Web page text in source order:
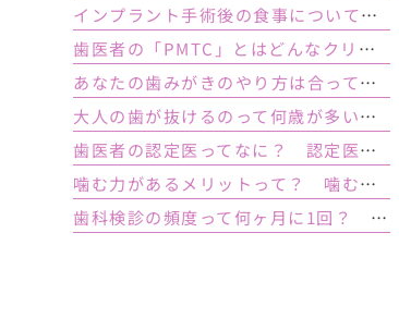
インプラント手術後の食事について｜ 当日の注意点・いつから普通の食事ができる？
歯医者の「PMTC」とはどんなクリーニング？スケーリングとは何が違うの？
あなたの歯みがきのやり方は合っている？ 正しい歯みがき方法と間違った方法
大人の歯が抜けるのって何歳が多い？ 平均年齢と原因について
歯医者の認定医ってなに？ 認定医やインストラクターの資格を持つ歯医者のメリット
噛む力があるメリットって？ 噛む力が弱いとどうなるの？
歯科検診の頻度って何ヶ月に1回？ 定期検診って何するの？